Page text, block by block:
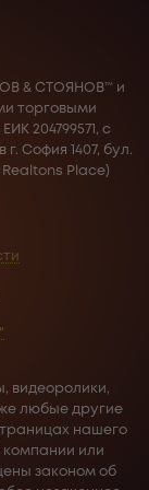
дома,
и
компании к
зданий и
горном
ниже:
от
от 4 до 6 в
& СТОЯНОВ™ и
торговыми
204799571, с
София 1407, бул.
Realtons Place)
видеоролики,
любые другие
нашего
компании или
законом об